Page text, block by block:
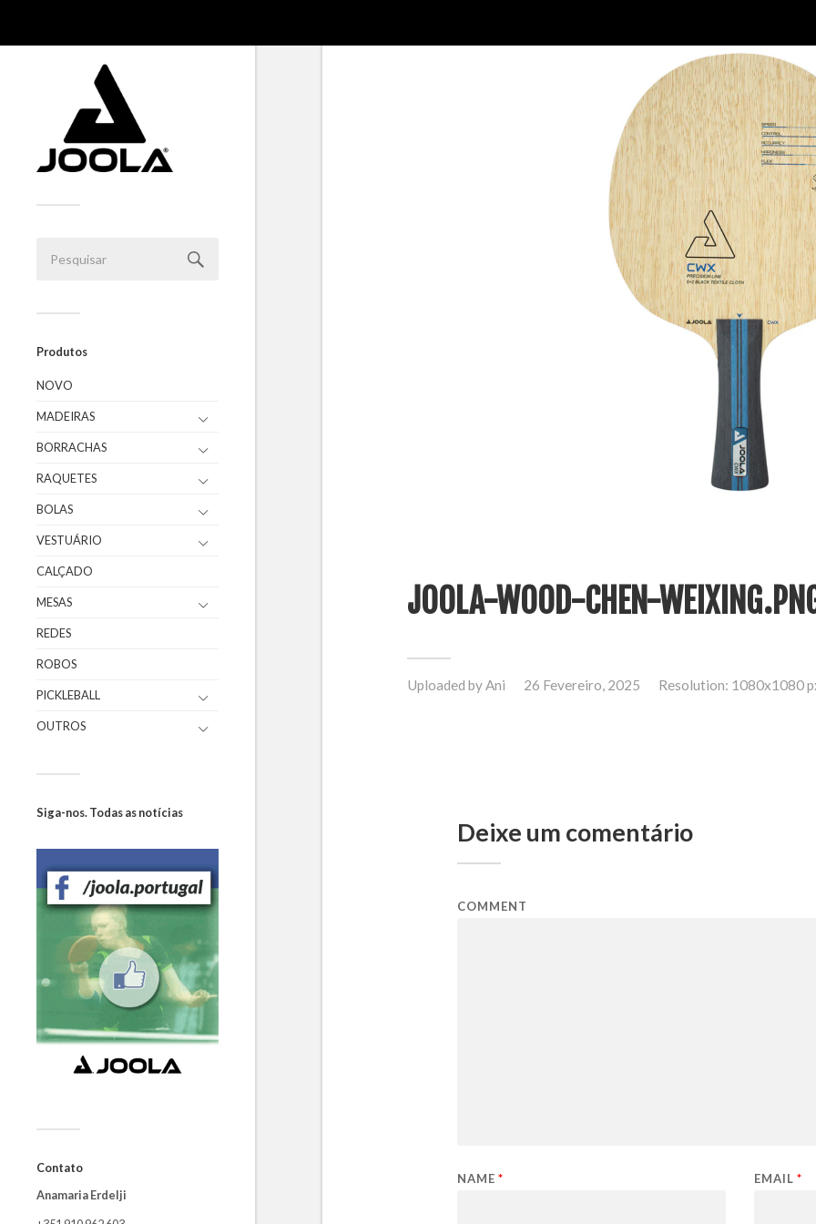
Produtos
NOVO
MADEIRAS
BORRACHAS
RAQUETES
BOLAS
VESTUÁRIO
CALÇADO
MESAS
REDES
ROBOS
PICKLEBALL
OUTROS
Siga-nos. Todas as notícias
Contato
Anamaria Erdelji
JOOLA-WOOD-CHEN-
Uploaded byAni 26 Fevereiro, 2025 Resolution: 1080x1080
Deixe um comentário
COMMENT
NAME * EMAIL *